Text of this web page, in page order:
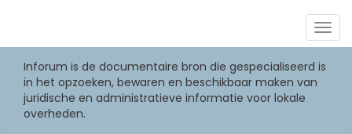
Inforum is de documentaire bron die gespecialiseerd is
in het opzoeken, bewaren en beschikbaar maken van
juridische en administratieve informatie voor lokale
overheden.